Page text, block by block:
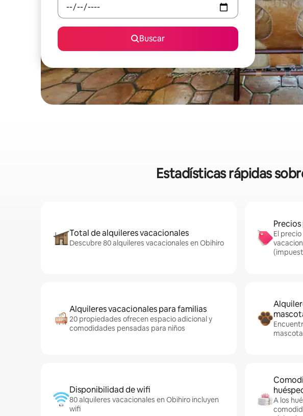
Buscar
Estadísticas rápidas
Total de alquileres vacacionales
Descubre 80 alquileres vacacionales en Obihiro
El
Alquileres vacacionales para familias
20 propiedades ofrecen espacio adicional y
comodidades pensadas para niños
Disponibilidad de wifi
80 alquileres vacacionales en Obihiro incluyen
wifi
A los